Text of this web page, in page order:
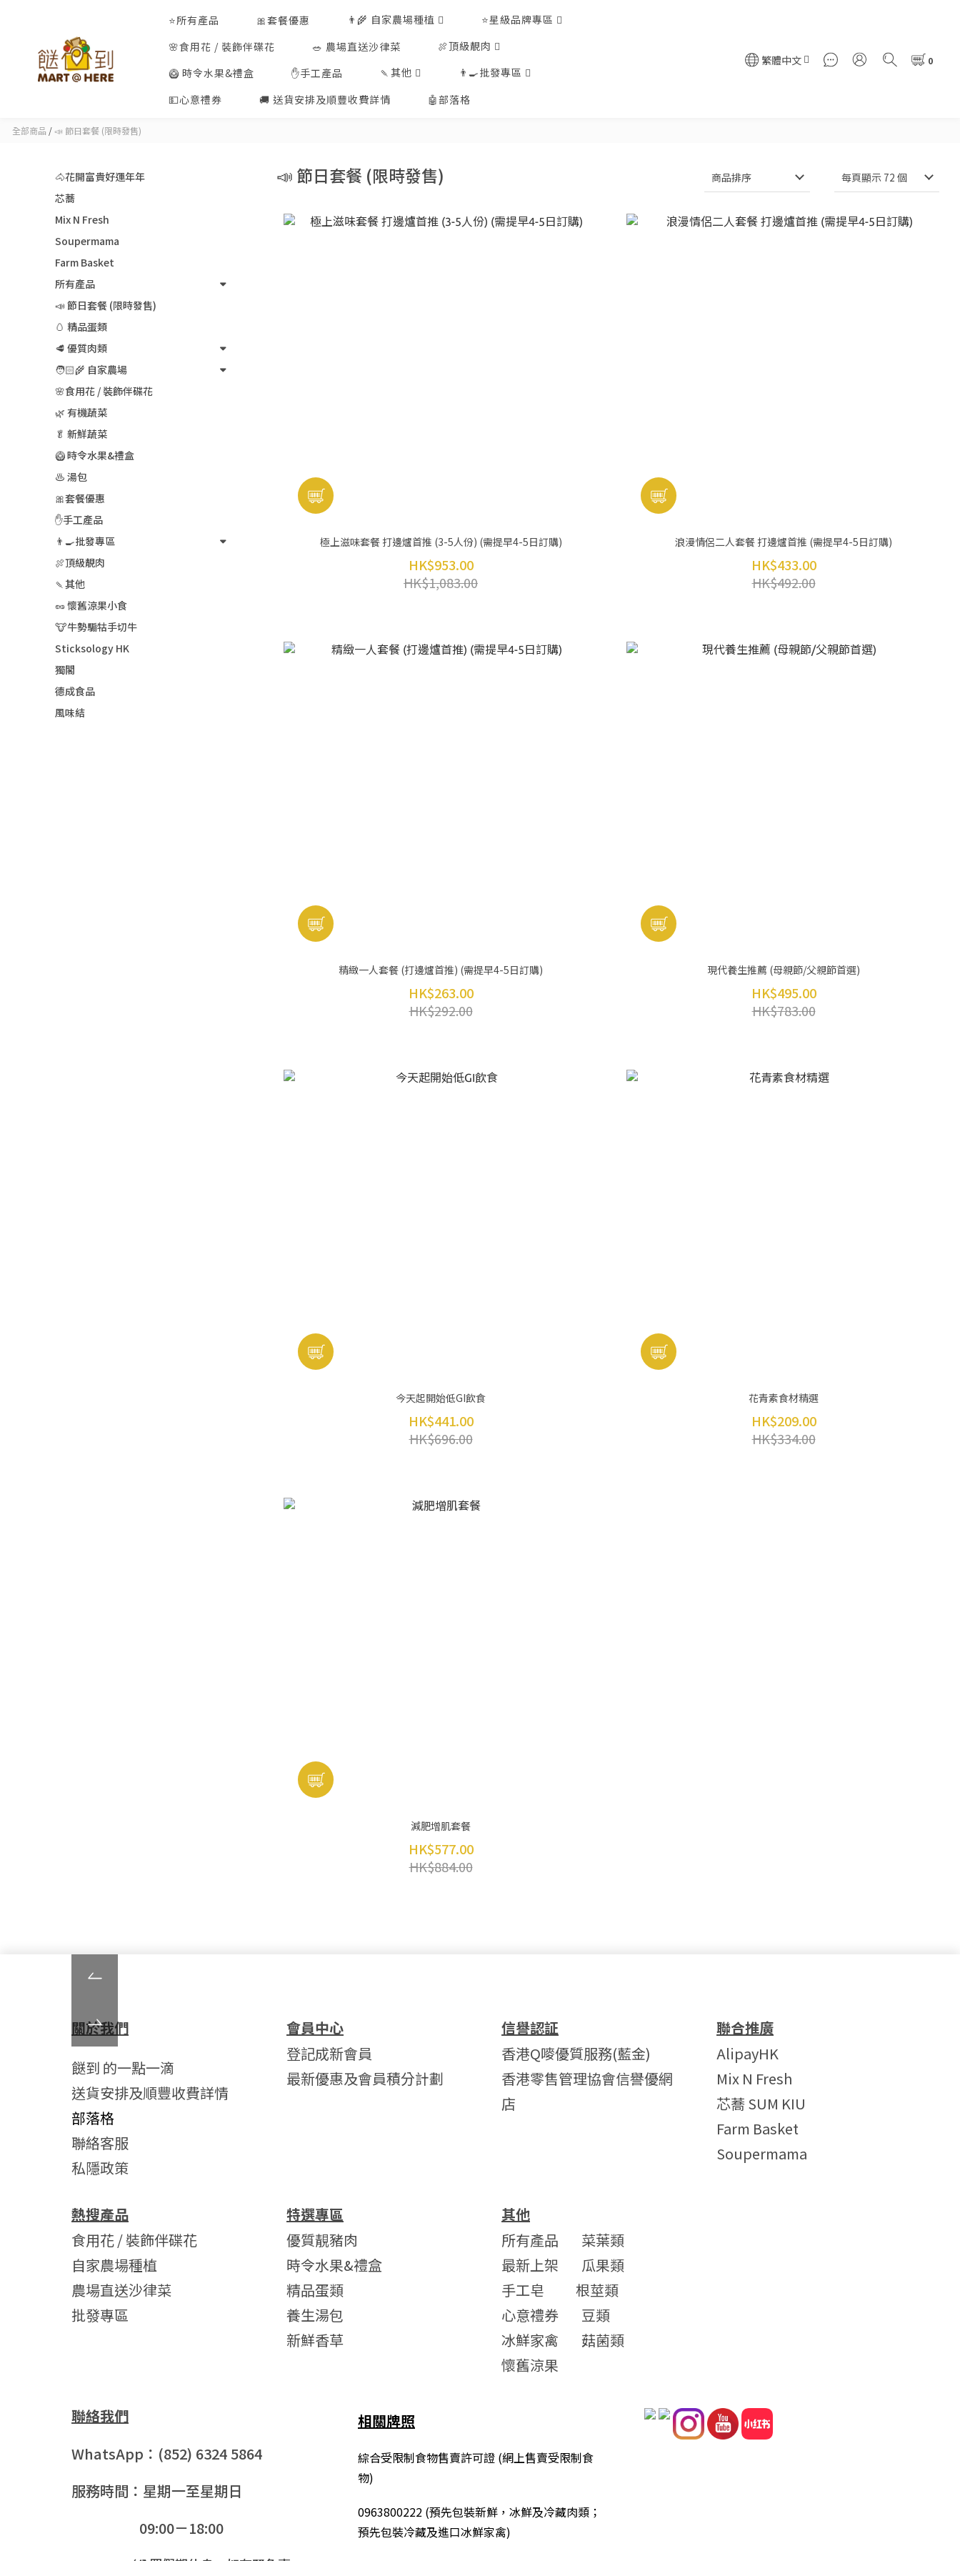
⭐所有產品 🎀套餐優惠 👨‍🌾 自家農場種植
⭐星級品牌專區
🌸食用花 / 裝飾伴碟花
🥗 農場直送沙律菜
🍖頂級靚肉
🥝 時令水果&禮盒
✋手工產品 🍡其他
👨‍🍳批發專區
💵心意禮券
🚚 送貨安排及順豐收費詳情 🤖部落格
繁體中文
全部商品 / 📣 節日套餐 (限時發售)
🐴花開富貴好運年年
芯蕎
Mix N Fresh
Soupermama
Farm Basket
所有產品
📣 節日套餐 (限時發售)
🥚 精品蛋類
🥩 優質肉類
🧑🏻‍🌾 自家農場
🌸食用花 / 裝飾伴碟花
🌿 有機蔬菜
🥬 新鮮蔬菜
🥝 時令水果&禮盒
♨️ 湯包
🎀套餐優惠
✋手工產品
👨‍🍳批發專區
🍖頂級靚肉
🍡其他
🥜 懷舊涼果小食
🐮牛勢騸牯手切牛
Sticksology HK
獨閣
德成食品
風味結
📣 節日套餐 (限時發售) 商品排序 每頁顯示 72 個
極上滋味套餐 打邊爐首推 (3-5人份) (需提早4-5日訂購)
HK$953.00
HK$1,083.00
浪漫情侶二人套餐 打邊爐首推 (需提早4-5日訂購)
HK$433.00
HK$492.00
精緻一人套餐 (打邊爐首推) (需提早4-5日訂購)
HK$263.00
HK$292.00
現代養生推薦 (母親節/父親節首選)
HK$495.00
HK$783.00
今天起開始低GI飲食
HK$441.00
HK$696.00
花青素食材精選
HK$209.00
HK$334.00
減肥增肌套餐
HK$577.00
HK$884.00
關於我們
餸到 的一點一滴
送貨安排及順豐收費詳情
部落格
聯絡客服
私隱政策
會員中心
登記成新會員
最新優惠及會員積分計劃
信譽認証
香港Q嘜優質服務(藍金)
香港零售管理協會信譽優網
店
聯合推廣
AlipayHK
Mix N Fresh
芯蕎 SUM KIU
Farm Basket
Soupermama
熱搜產品
食用花 / 裝飾伴碟花
自家農場種植
農場直送沙律菜
批發專區
特選專區
優質靚豬肉
時令水果&禮盒
精品蛋類
養生湯包
新鮮香草
其他
所有產品
菜葉類
最新上架
瓜果類
手工皂
根莖類
心意禮券
豆類
冰鮮家禽
菇菌類
懷舊涼果
聯絡我們
WhatsApp：(852) 6324 5864
服務時間：星期一至星期日
09:00－18:00
相關牌照
綜合受限制食物售賣許可證 (網上售賣受限制食
物)
0963800222 (預先包裝新鮮，冰鮮及冷藏肉類；
預先包裝冷藏及進口冰鮮家禽)